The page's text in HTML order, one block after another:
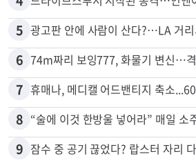
3 40대 여성, 오진으로 자궁 적출 수술
4 드라이브스루서 시작된 총격…인앤
5 광고판 안에 사람이 산다?…LA 거리
6
7 휴매나, 메디캘 어드밴티지 축소
8